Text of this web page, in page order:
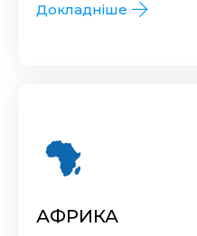
Докладніше
АФРИКА